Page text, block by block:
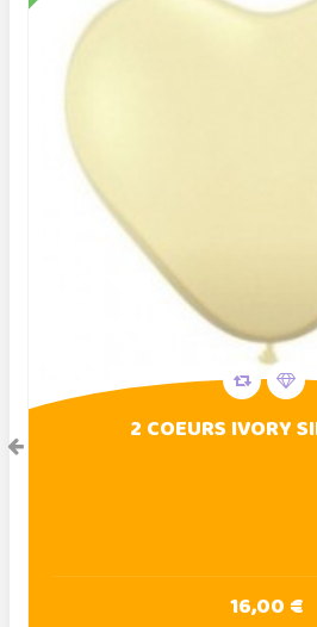
2 COEURS IVORY
16,00 €